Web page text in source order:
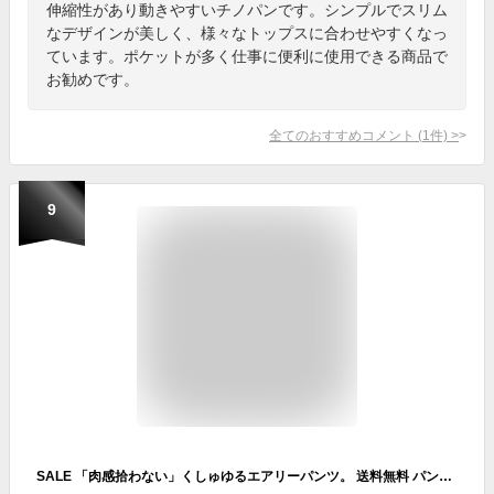
伸縮性があり動きやすいチノパンです。シンプルでスリム
なデザインが美しく、様々なトップスに合わせやすくなっ
ています。ポケットが多く仕事に便利に使用できる商品で
お勧めです。
全てのおすすめコメント (1 件) >
9
SALE 「肉感拾わない」くしゅゆるエアリーパンツ。 送料無料 パンツ レディース ボトムス 【あす楽】 ゆったり レギパン レギンス ゆる チノ チノパン 体型カバー 大きいサイズ イージーパンツ ウエストゴム ゴム きれいめ ロング 黒 大きいサイズ 秋 夏 HUG.U